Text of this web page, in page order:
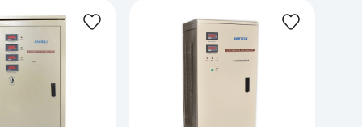
Soat kamarlari
Foto apparatlari va Video-